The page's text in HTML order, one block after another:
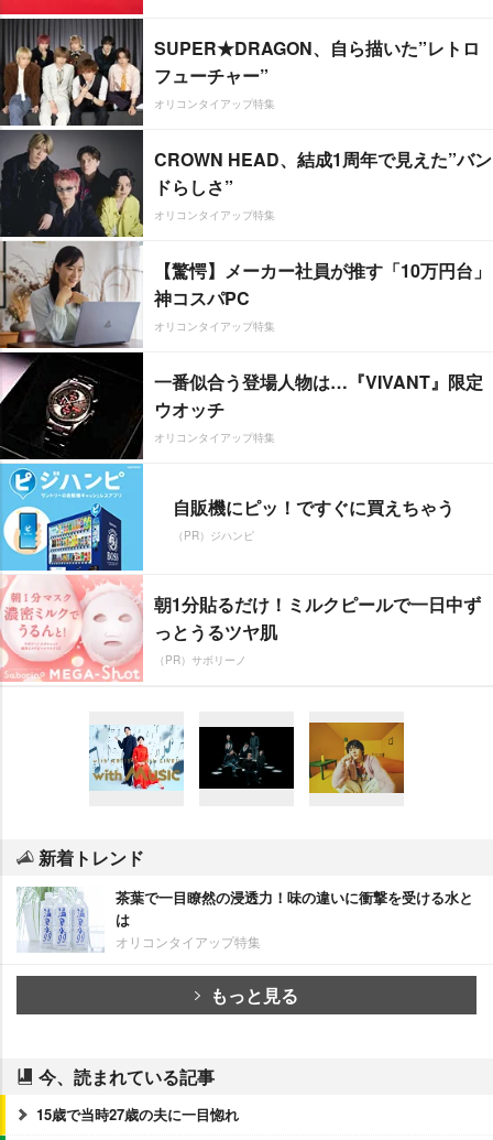
SUPER★DRAGON、自ら描いた”レトロ
フューチャー”
オリコンタイアップ特集
CROWN HEAD、結成1周年で見えた”バン
ドらしさ”
オリコンタイアップ特集
【驚愕】メーカー社員が推す「10万円台」
神コスパPC
オリコンタイアップ特集
一番似合う登場人物は…『VIVANT』限定
ウオッチ
オリコンタイアップ特集
自販機にピッ！ですぐに買えちゃう
（PR）ジハンピ
朝1分貼るだけ！ミルクピールで一日中ず
っとうるツヤ肌
（PR）サボリーノ
新着トレンド
茶葉で一目瞭然の浸透力！味の違いに衝撃を受ける水と
は
オリコンタイアップ特集
もっと見る
今、読まれている記事
15歳で当時27歳の夫に一目惚れ